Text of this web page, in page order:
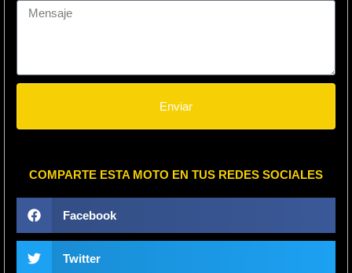
Enviar
COMPARTE ESTA MOTO EN TUS REDES SOCIALES
Facebook
Twitter